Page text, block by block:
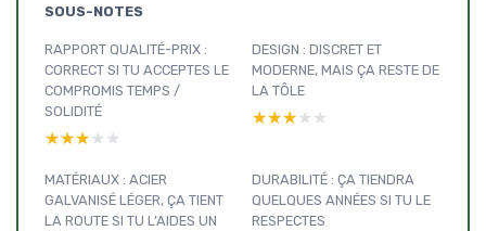
SOUS-NOTES
RAPPORT QUALITÉ-PRIX :
CORRECT SI TU ACCEPTES LE
COMPROMIS TEMPS /
SOLIDITÉ
★★★★★
★★★★★
DESIGN : DISCRET ET
MODERNE, MAIS ÇA RESTE DE
LA TÔLE
★★★★★
★★★★★
MATÉRIAUX : ACIER
GALVANISÉ LÉGER, ÇA TIENT
LA ROUTE SI TU L’AIDES UN
DURABILITÉ : ÇA TIENDRA
QUELQUES ANNÉES SI TU LE
RESPECTES